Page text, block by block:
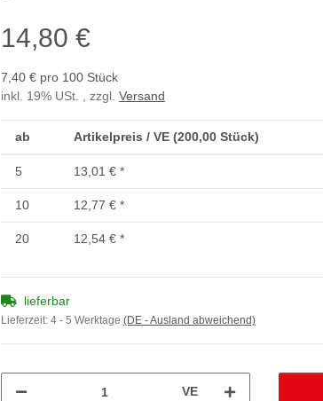
14,80 €
7,40 € pro 100 Stück
inkl. 19% USt. , zzgl. Versand
ab Artikelpreis / VE (200,00 Stück)
5 13,01 € *
10 12,77 € *
20 12,54 € *
lieferbar
Lieferzeit: 4 - 5 Werktage (DE - Ausland abweichend)
VE